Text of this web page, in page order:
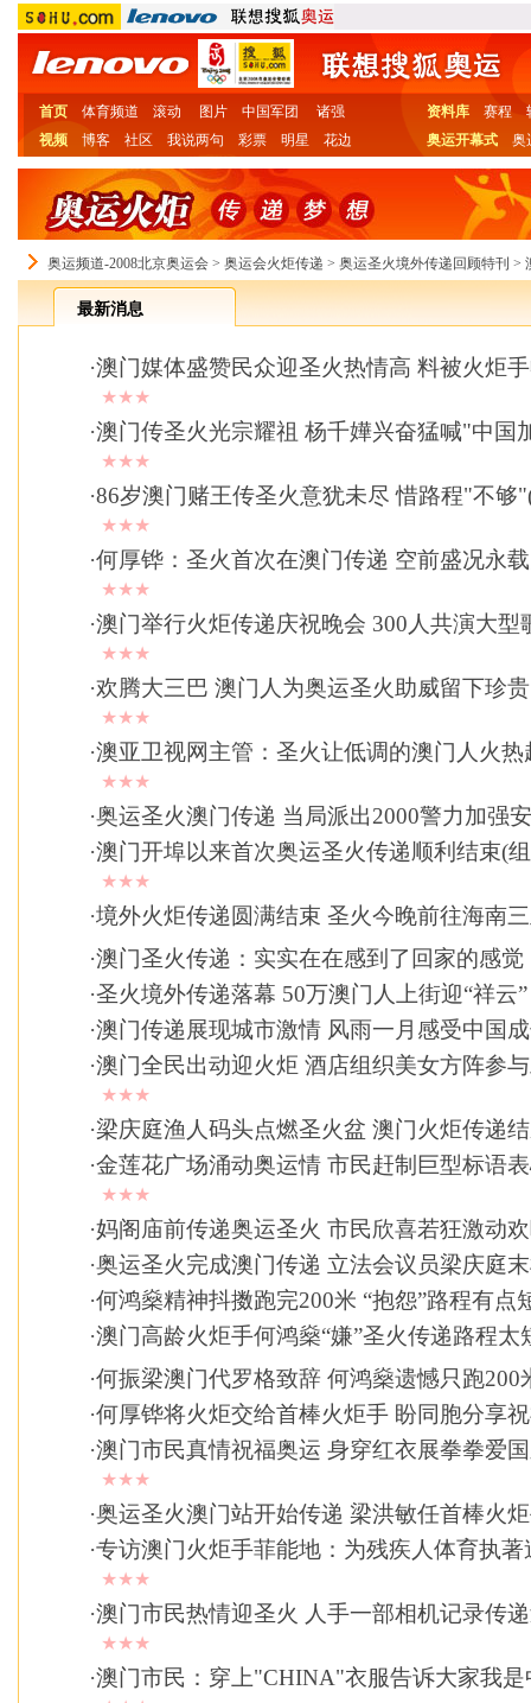
首页 体育频道 滚动 图片 中国军团
诸强
视频
博客 社区 我说两句 彩票 明星 花边
资料库 赛程
奥运开幕式
奥
奥运频道-2008北京奥运会 > 奥运会火炬传递 > 奥运圣火境外传递回顾特刊 >
最新消息
·澳门媒体盛赞民众迎圣火热情高 料被火炬
★★★
·澳门传圣火光宗耀祖 杨千嬅兴奋猛喊"中国
★★★
·86岁澳门赌王传圣火意犹未尽 惜路程"不够
★★★
·何厚铧：圣火首次在澳门传递 空前盛况永
★★★
·澳门举行火炬传递庆祝晚会 300人共演大型
★★★
·欢腾大三巴 澳门人为奥运圣火助威留下珍
★★★
·澳亚卫视网主管：圣火让低调的澳门人火热
★★★
·奥运圣火澳门传递 当局派出2000警力加强
·澳门开埠以来首次奥运圣火传递顺利结束(
★★★
·境外火炬传递圆满结束 圣火今晚前往海南
·澳门圣火传递：实实在在感到了回家的感觉
·圣火境外传递落幕 50万澳门人上街迎“祥云”
·澳门传递展现城市激情 风雨一月感受中国
·澳门全民出动迎火炬 酒店组织美女方阵参
★★★
·梁庆庭渔人码头点燃圣火盆 澳门火炬传递
·金莲花广场涌动奥运情 市民赶制巨型标语
★★★
·妈阁庙前传递奥运圣火 市民欣喜若狂激动
·奥运圣火完成澳门传递 立法会议员梁庆庭
·何鸿燊精神抖擞跑完200米 “抱怨”路程有点
·澳门高龄火炬手何鸿燊“嫌”圣火传递路程太
·何振梁澳门代罗格致辞 何鸿燊遗憾只跑200
·何厚铧将火炬交给首棒火炬手 盼同胞分享
·澳门市民真情祝福奥运 身穿红衣展拳拳爱
★★★
·奥运圣火澳门站开始传递 梁洪敏任首棒火
·专访澳门火炬手菲能地：为残疾人体育执著
★★★
·澳门市民热情迎圣火 人手一部相机记录传
★★★
·澳门市民：穿上"CHINA"衣服告诉大家我是